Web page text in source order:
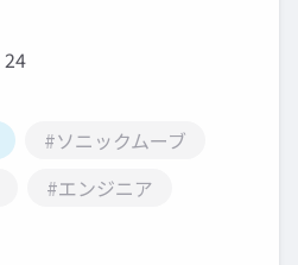
#ソニックムーブ
#エンジニア